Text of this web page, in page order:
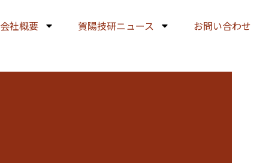
会社概要 賀陽技研ニュース お問い合わせ